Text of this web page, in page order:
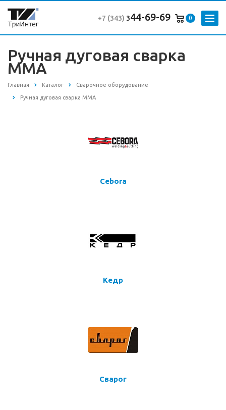
0
+7 (343) 344-69-69
Ручная дуговая сварка
MMA
Главная Каталог Сварочное оборудование
Ручная дуговая сварка MMA
Cebora
Кедр
Сварог